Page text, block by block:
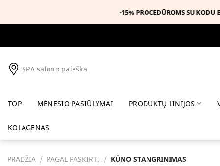
SPA salono paieška
TOP MĖNESIO PASIŪLYMAI PRODUKTŲ LINIJOS
KOLAGENAS
PRADŽIA / PAGAL PASKIRTĮ / KŪNO STANGRINIMAS